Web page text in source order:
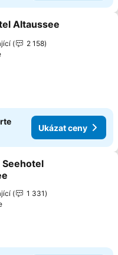
na seznam oblíbených
Altaussee
2 158
Ukázat ceny
na seznam oblíbených
Seehotel
1 331